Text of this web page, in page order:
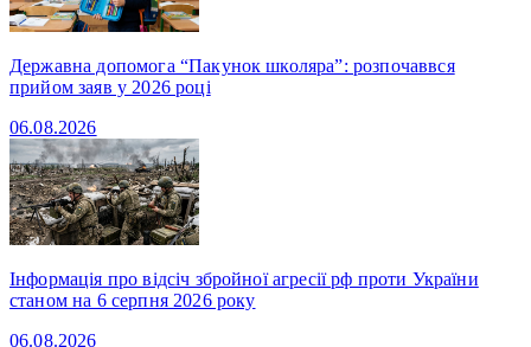
Державна допомога “Пакунок школяра”: розпочаввся
прийом заяв у 2026 році
06.08.2026
Інформація про відсіч збройної агресії рф проти України
станом на 6 серпня 2026 року
06.08.2026